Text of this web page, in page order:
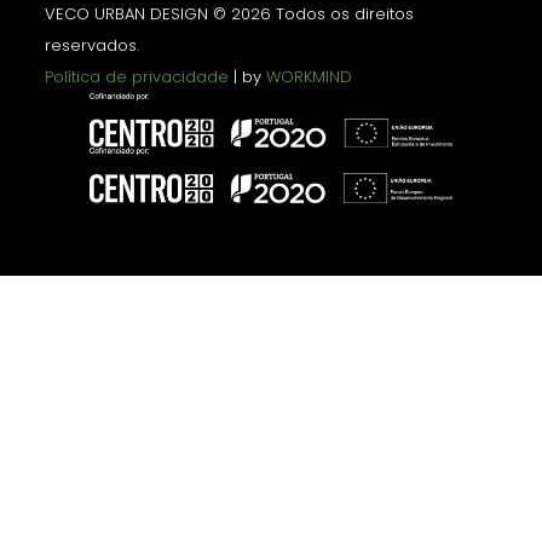
VECO URBAN DESIGN © 2026 Todos os direitos
reservados.
Política de privacidade | byWORKMIND